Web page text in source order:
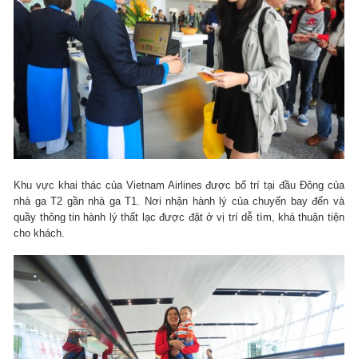
Khu vực khai thác của Vietnam Airlines được bố trí tại đầu Đông của
nhà ga T2 gần nhà ga T1. Nơi nhận hành lý của chuyến bay đến và
quầy thông tin hành lý thất lạc được đặt ở vị trí dễ tìm, khá thuận tiện
cho khách.